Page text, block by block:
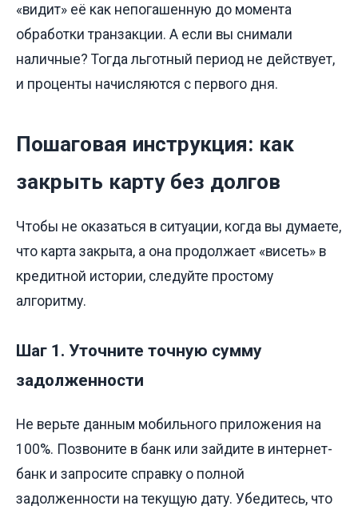
«видит» её как непогашенную до момента
обработки транзакции. А если вы снимали
наличные? Тогда льготный период не действует,
и проценты начисляются с первого дня.
Пошаговая инструкция: как
закрыть карту без долгов
Чтобы не оказаться в ситуации, когда вы думаете,
что карта закрыта, а она продолжает «висеть» в
кредитной истории, следуйте простому
алгоритму.
Шаг 1. Уточните точную сумму
задолженности
Не верьте данным мобильного приложения на
100%. Позвоните в банк или зайдите в интернет-
банк и запросите справку о полной
задолженности на текущую дату. Убедитесь, что